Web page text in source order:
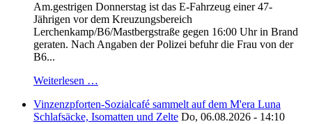
Am.gestrigen Donnerstag ist das E-Fahrzeug einer 47-
Jährigen vor dem Kreuzungsbereich
Lerchenkamp/B6/Mastbergstraße gegen 16:00 Uhr in Brand
geraten. Nach Angaben der Polizei befuhr die Frau von der
B6...
Weiterlesen …
Vinzenzpforten-Sozialcafé sammelt auf dem M'era Luna
Schlafsäcke, Isomatten und Zelte Do, 06.08.2026 - 14:10